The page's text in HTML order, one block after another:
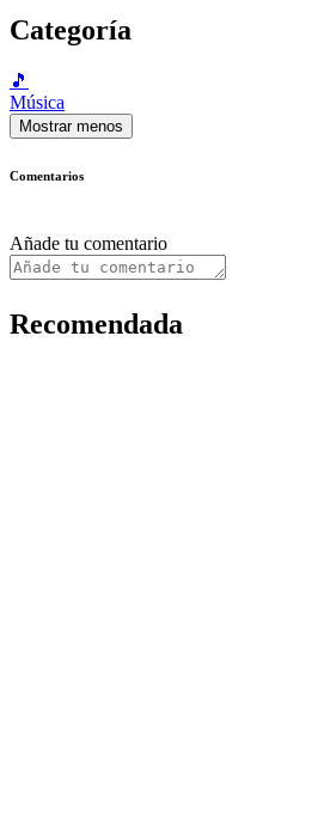
Categoría
🎵
Música
Mostrar menos
Comentarios
Añade tu comentario
Recomendada